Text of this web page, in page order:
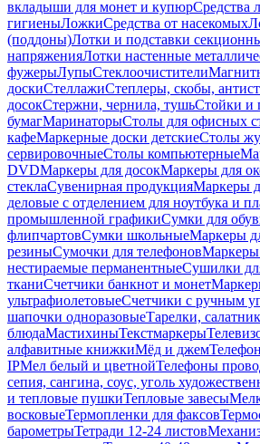
вкладыши для монет и купюрСредства
гигиеныЛожкиСредства от насекомых
(поддоны)Лотки и подставки
напряженияЛотки настенные
фужерыЛупыСтеклоочистители
доскиСтеллажиСтеплеры, скобы,
досокСтержни, чернила, тушьСтойки и
бумагМаринаторыСтолы для офисных
кафеМаркерные доски детскиеСтолы
сервировочныеСтолы компьютерные
DVDМаркеры для досокМаркеры для
стеклаСувенирная продукцияМаркеры
деловые с отделением для ноутбука и
промышленной графикиСумки для
флипчартовСумки школьныеМаркеры
резиныСумочки для телефоновМаркеры
нестираемые перманентныеСушилки
тканиСчетчики банкнот и монет
ультрафиолетовыеСчетчики с ручным
шапочки одноразовыеТарелки,
блюдаМастихиныТекстмаркеры
алфавитные книжкиМёд и джем
IPМел белый и цветнойТелефоны
сепия, сангина, соус, уголь
и тепловые пушкиТепловые завесы
восковыеТермопленки для факсов
барометрыТетради 12-24 листов